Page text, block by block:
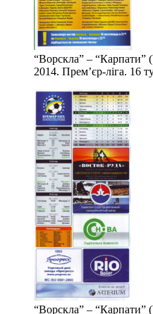
“Ворскла” – “Карпати”
2014. Прем’єр-ліга. 16
“Ворскла” – “Карпати”